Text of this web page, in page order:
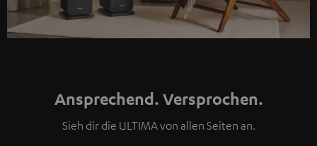
Ansprechend. Versprochen.
Sieh dir die ULTIMA von allen Seiten an.